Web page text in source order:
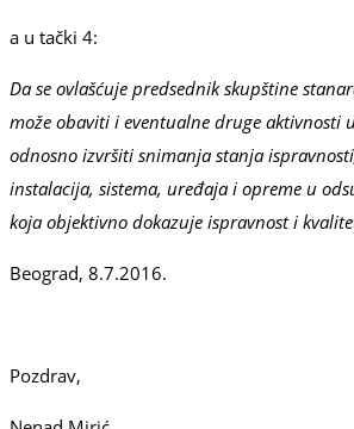
a u tački 4:
Da se ovlašćuje predsednik skupštine
može obaviti i eventualne druge aktivnosti
odnosno izvršiti snimanja stanja
instalacija, sistema, uređaja i opreme u
koja objektivno dokazuje ispravnost i
Beograd, 8.7.2016.
Pozdrav,